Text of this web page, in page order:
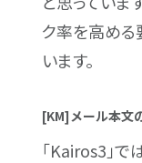
ク率を高める
います。
[KM]メール本文
「Kairos3」で